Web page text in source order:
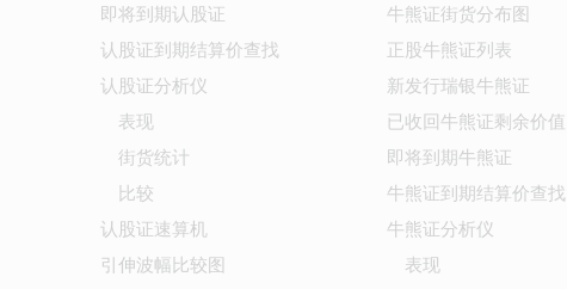
即将到期认股证
认股证到期结算价查找
认股证分析仪
表现
街货统计
比较
认股证速算机
引伸波幅比较图
牛熊证街货分布图
正股牛熊证列表
新发行瑞银牛熊证
已收回牛熊证剩余价值
即将到期牛熊证
牛熊证到期结算价查找
牛熊证分析仪
表现